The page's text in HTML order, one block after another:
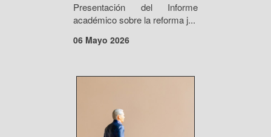
Presentación del Informe
académico sobre la reforma j...
06 Mayo 2026